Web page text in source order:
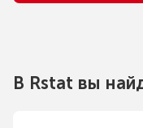
В Rstat вы